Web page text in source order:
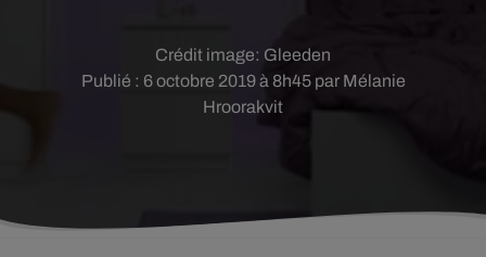
Publié : 6 octobre 2019 à 8h45 par Mélanie
Hroorakvit
Crédit image: Gleeden